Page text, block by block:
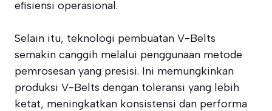
efisiensi operasional.
Selain itu, teknologi pembuatan V-Belts
semakin canggih melalui penggunaan metode
pemrosesan yang presisi. Ini memungkinkan
produksi V-Belts dengan toleransi yang lebih
ketat, meningkatkan konsistensi dan performa